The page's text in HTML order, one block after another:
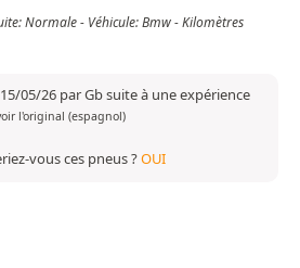
Normale - Véhicule: Bmw - Kilomètres
05/26 par Gb suite à une expérience
l'original (espagnol)
vous ces pneus ?OUI